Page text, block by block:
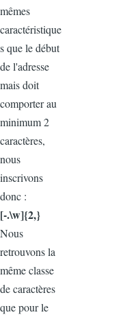
mêmes
caractéristique
s que le début
de l'adresse
mais doit
comporter au
minimum 2
caractères,
nous
inscrivons
donc :
[-.\w]{2,}
Nous
retrouvons la
même classe
de caractères
que pour le